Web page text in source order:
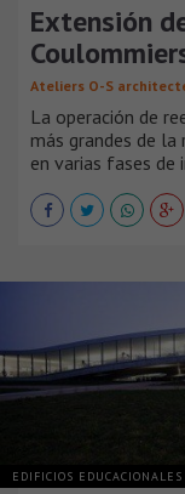
Extensión
Ateliers O-S
La operación de
más grandes de
en varias fases de
EDIFICIOS EDUCACIONALES